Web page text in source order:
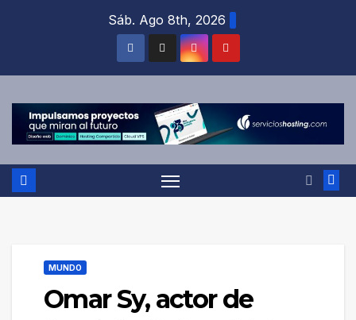
Sáb. Ago 8th, 2026
MUNDO
Omar Sy, actor de